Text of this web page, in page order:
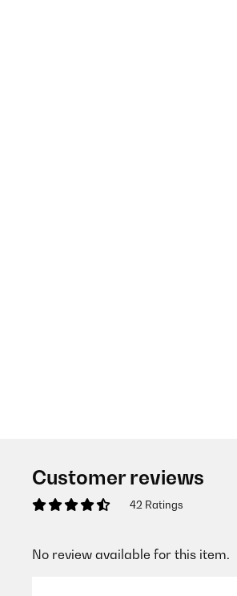
Customer reviews
42 Ratings
No review available for this item.